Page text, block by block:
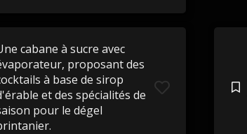
cabane à sucre avec
proposant des
à base de sirop
et des spécialités de
pour le dégel